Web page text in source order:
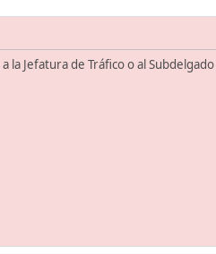
Jefatura de Tráfico o al Subdelgado